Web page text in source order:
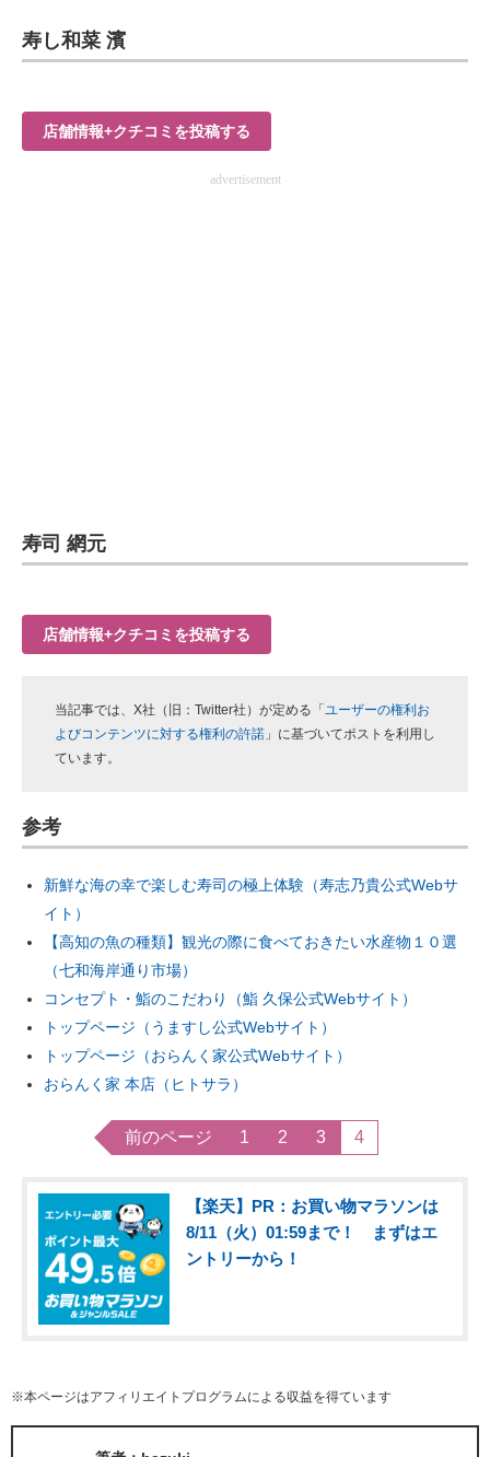
寿し和菜 濱
店舗情報+クチコミを投稿する
advertisement
寿司 網元
店舗情報+クチコミを投稿する
当記事では、X社（旧：Twitter社）が定める「 ユーザーの権利お
よびコンテンツに対する権利の許諾 」に基づいてポストを利用し
ています。
参考
新鮮な海の幸で楽しむ寿司の極上体験（寿志乃貴公式Webサ
イト）
【高知の魚の種類】観光の際に食べておきたい水産物１０選
（七和海岸通り市場）
コンセプト・鮨のこだわり（鮨 久保公式Webサイト）
トップページ（うますし公式Webサイト）
トップページ（おらんく家公式Webサイト）
おらんく家 本店（ヒトサラ）
前のページ 1 2 3 4
【楽天】PR：お買い物マラソンは
8/11（火）01:59まで！ まずはエ
ントリーから！
※本ページはアフィリエイトプログラムによる収益を得ています